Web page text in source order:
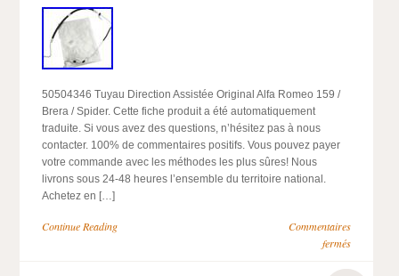
50504346 Tuyau Direction Assistée Original Alfa Romeo 159 /
Brera / Spider. Cette fiche produit a été automatiquement
traduite. Si vous avez des questions, n’hésitez pas à nous
contacter. 100% de commentaires positifs. Vous pouvez payer
votre commande avec les méthodes les plus sûres! Nous
livrons sous 24-48 heures l’ensemble du territoire national.
Achetez en […]
Continue Reading
Commentaires
fermés